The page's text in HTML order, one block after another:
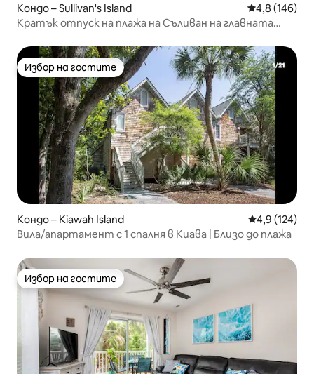
Кондо – Sullivan's Island Средна
4,8 (146)
Кратък отпуск на плажа на Съливан на главната
Избор на гостите
Избор на гостите
Кондо – Kiawah Island Средна
4,9 (124)
Вила/апартамент с 1 спалня в Киава | Близо до плажа
Избор на гостите
Избор на гостите